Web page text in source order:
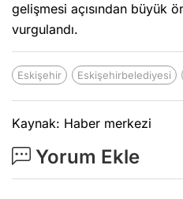
gelişmesi açısından büyük
vurgulandı.
Eskişehir Eskişehirbelediyesi
Kaynak: Haber merkezi
Yorum Ekle